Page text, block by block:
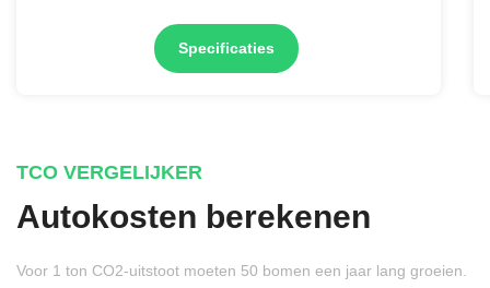
Specificaties
TCO VERGELIJKER
Autokosten berekenen
Voor 1 ton CO2-uitstoot moeten 50 bomen een jaar lang groeien.